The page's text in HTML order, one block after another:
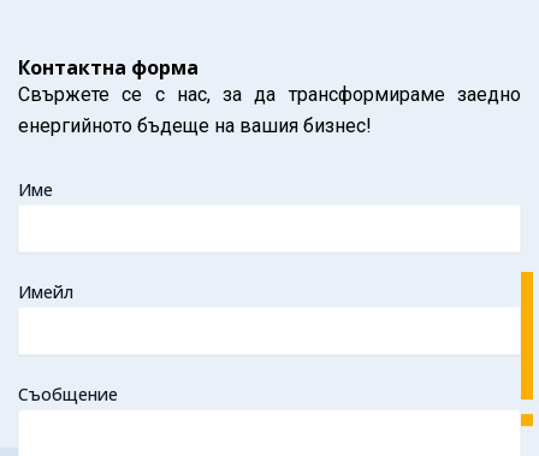
Контактна форма
Свържете се с нас, за да трансформираме заедно
енергийното бъдеще на вашия бизнес!
Име
Имейл
Съобщение